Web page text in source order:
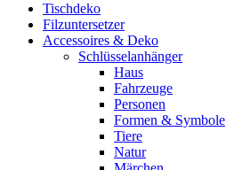
Tischdeko
Filzuntersetzer
Accessoires & Deko
Schlüsselanhänger
Haus
Fahrzeuge
Personen
Formen & Symbole
Tiere
Natur